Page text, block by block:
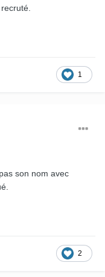
1
son nom avec
2